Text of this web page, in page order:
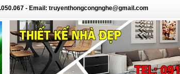
- Email: truyenthongcongnghe@gmail.com